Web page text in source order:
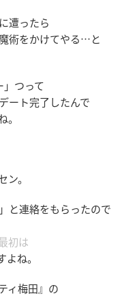
遭ったら
術をかけてやる…と
つって
ート完了したんで
。
と連絡をもらったので
初は
ね。
ィ梅田』の